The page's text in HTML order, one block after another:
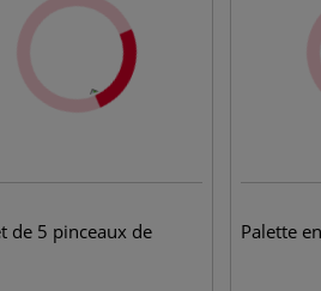
de 5 pinceaux de
Palette